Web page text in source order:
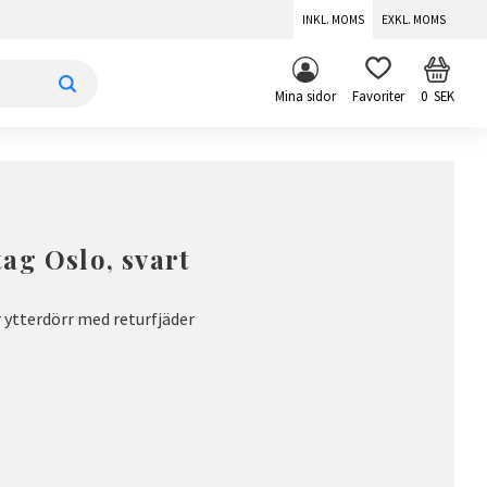
INKL. MOMS EXKL. MOMS
Mina sidor FAVORITER 0SEK
Oslo, svart
ytterdörr med returfjäder